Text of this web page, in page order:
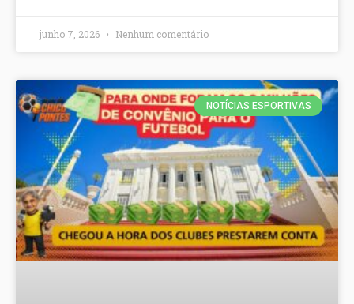
junho 7, 2026 Nenhum comentário
NOTÍCIAS ESPORTIVAS